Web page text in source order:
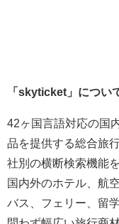
「skyticket」につい
42ヶ国言語対応の国
品を提供する総合旅
社別の横断検索機能
国内外のホテル、航
バス、フェリー、留